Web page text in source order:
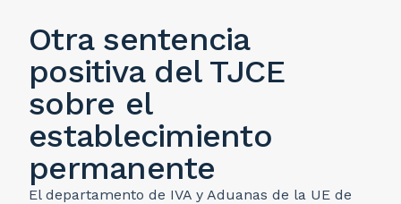
Otra sentencia
positiva del TJCE
sobre el
establecimiento
permanente
El departamento de IVA y Aduanas de la UE de